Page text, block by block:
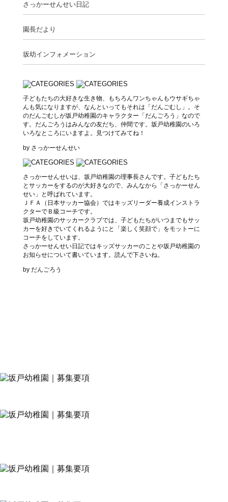
さっかーせんせい日記
園長だより
坂幼インフォメーション
子どもたちの大好きな生き物、もちろんワンちゃんもウサギちゃ
んも気になりますが、なんといってもそれは「だんごむし」。そ
のだんごむしが坂戸幼稚園のキャラクター「だんごろう」なので
す。だんごろうはみんなの友だち、仲間です。坂戸幼稚園のいろ
いろなところにいますよ。見つけてみてね！
by さっかーせんせい
さっかーせんせいは、坂戸幼稚園の理事長さんです。子どもたち
とサッカーをするのが大好きなので、みんなから「さっかーせん
せい」と呼ばれています。
ＪＦＡ（日本サッカー協会）ではキッズリーダー養成インストラ
クターでＢ級コーチです。
坂戸幼稚園のサッカークラブでは、子どもたちがいつまでもサッ
カーを好きでいてくれるようにと「楽しく笑顔で」をモットーに
コーチをしています。
さっかーせんせい日記ではキッズサッカーのことや坂戸幼稚園の
お知らせについて書いています。読んで下さいね。
by だんごろう